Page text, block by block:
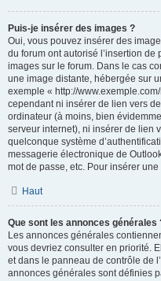
Puis-je insérer des images ?
Oui, vous pouvez insérer des
du forum ont autorisé l’insertion
images sur le forum. Dans le cas
une image distante, hébergée sur
exemple « http://
cependant ni insérer de lien vers
ordinateur (à moins, bien
serveur internet), ni insérer de lien
quelconque système
messagerie électronique de
mot de passe, etc. Pour insérer
Haut
Que sont les annonces générales
Les annonces générales
vous devriez consulter en priorité.
et dans le panneau de contrôle de
annonces générales sont définies